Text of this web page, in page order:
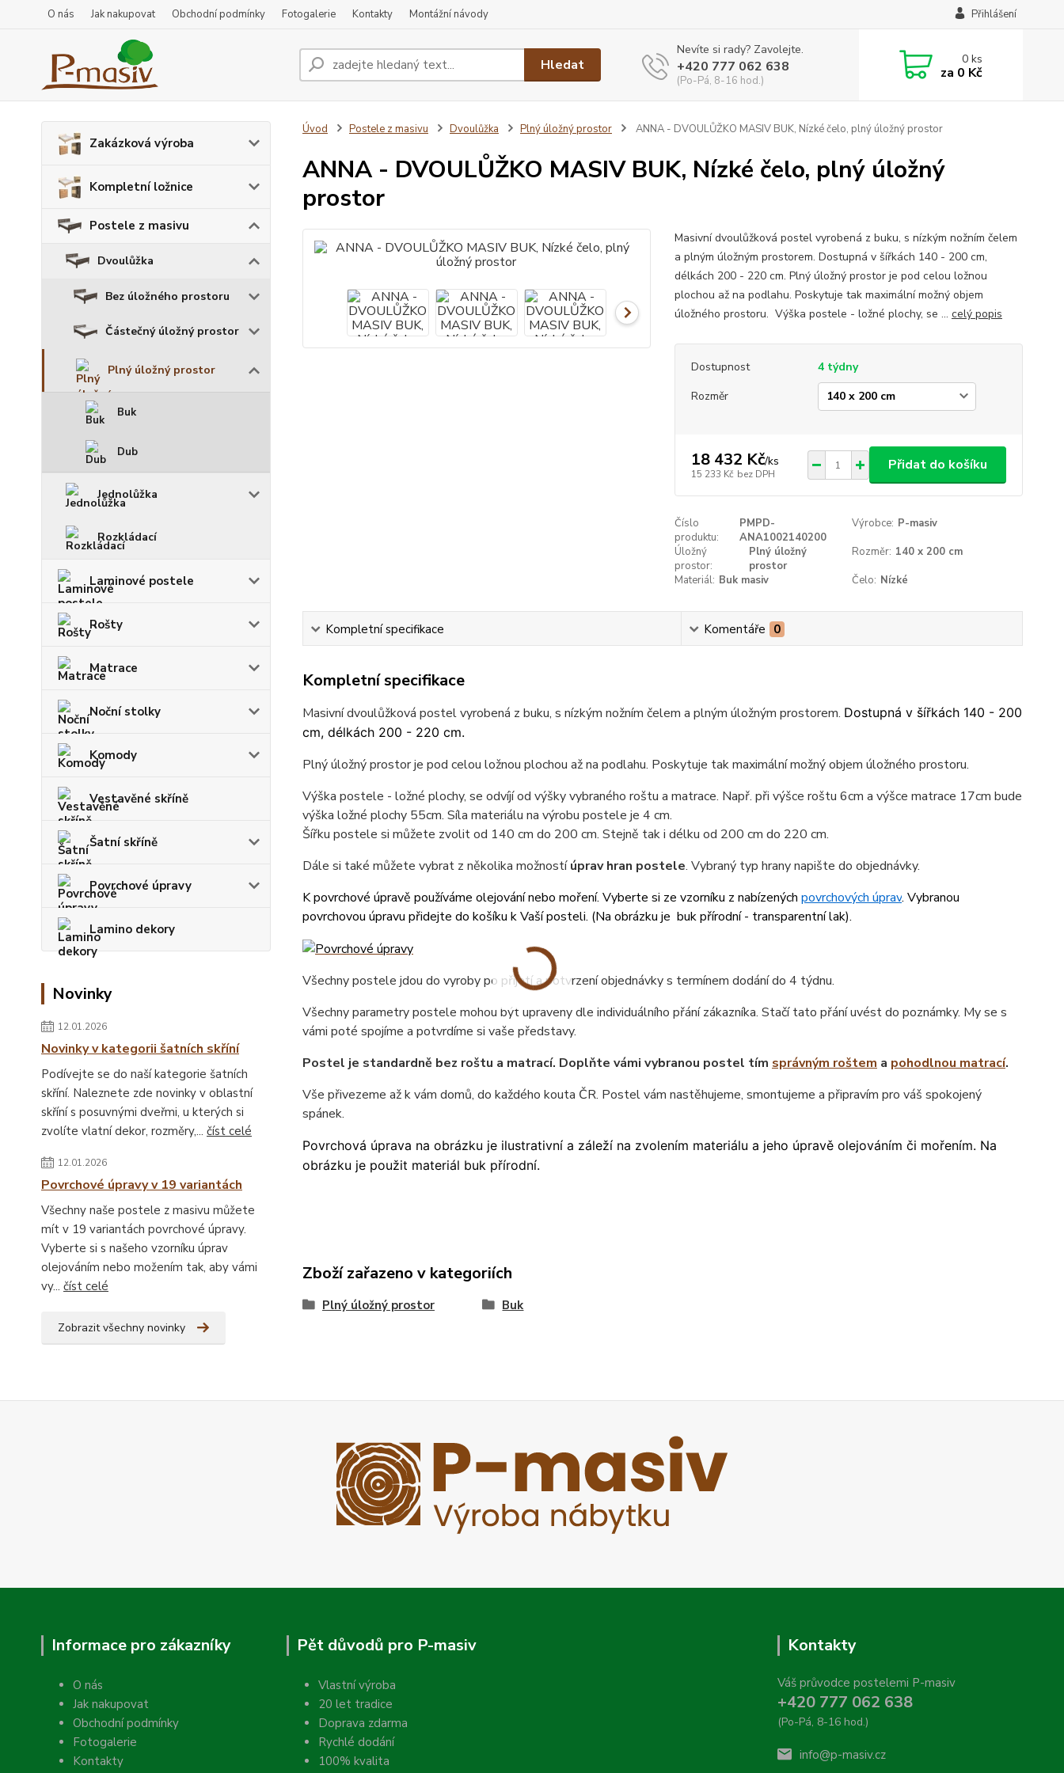
O nás Jak nakupovat Obchodní podmínky Fotogalerie Kontakty Montážní návody Přihlášení
Hledat
Nevíte si rady? Zavolejte.
+420 777 062 638
(Po-Pá, 8-16 hod.)
0ks
za 0 Kč
Zakázková výroba
Kompletní ložnice
Postele z masivu
Dvoulůžka
Bez úložného prostoru
Částečný úložný prostor
Plný úložný prostor
Buk
Dub
Jednolůžka
Rozkládací
Laminové postele
Rošty
Matrace
Noční stolky
Komody
Vestavěné skříně
Šatní skříně
Povrchové úpravy
Lamino dekory
Novinky
12.01.2026
Novinky v kategorii šatních skříní
Podívejte se do naší kategorie šatních
skříní. Naleznete zde novinky v oblastní
skříní s posuvnými dveřmi, u kterých si
zvolíte vlatní dekor, rozměry,... číst celé
12.01.2026
Povrchové úpravy v 19 variantách
Všechny naše postele z masivu můžete
mít v 19 variantách povrchové úpravy.
Vyberte si s našeho vzorníku úprav
olejováním nebo možením tak, aby vámi
vy... číst celé
Zobrazit všechny novinky
Úvod Postele z masivu Dvoulůžka Plný úložný prostor ANNA - DVOULŮŽKO MASIV BUK, Nízké čelo, plný úložný prostor
ANNA - DVOULŮŽKO MASIV BUK, Nízké čelo, plný úložný
prostor
Masivní dvoulůžková postel vyrobená z buku, s nízkým nožním čelem
a plným úložným prostorem. Dostupná v šířkách 140 - 200 cm,
délkách 200 - 220 cm. Plný úložný prostor je pod celou ložnou
plochou až na podlahu. Poskytuje tak maximální možný objem
úložného prostoru. Výška postele - ložné plochy, se ... celý popis
Dostupnost
4 týdny
Rozměr
18 432 Kč/ks
15 233 Kč bez DPH
Přidat do košíku
Číslo
produktu:
PMPD-
ANA1002140200
Výrobce: P-masiv
Úložný
prostor:
Plný úložný
prostor
Rozměr: 140 x 200 cm
Materiál: Buk masiv Čelo: Nízké
Kompletní specifikace Komentáře 0
Kompletní specifikace
Masivní dvoulůžková postel vyrobená z buku, s nízkým nožním čelem a plným úložným prostorem. Dostupná v šířkách 140 - 200
cm, délkách 200 - 220 cm.
Plný úložný prostor je pod celou ložnou plochou až na podlahu. Poskytuje tak maximální možný objem úložného prostoru.
Výška postele - ložné plochy, se odvíjí od výšky vybraného roštu a matrace. Např. při výšce roštu 6cm a výšce matrace 17cm bude
výška ložné plochy 55cm. Síla materiálu na výrobu postele je 4 cm.
Šířku postele si můžete zvolit od 140 cm do 200 cm. Stejně tak i délku od 200 cm do 220 cm.
Dále si také můžete vybrat z několika možnostíúprav hran postele. Vybraný typ hrany napište do objednávky.
K povrchové úpravě používáme olejování nebo moření. Vyberte si ze vzorníku z nabízených povrchových úprav. Vybranou
povrchovou úpravu přidejte do košíku k Vaší posteli. (Na obrázku je buk přírodní - transparentní lak).
Všechny postele jdou do vyroby po přijetí a potvrzení objednávky s termínem dodání do 4 týdnu.
Všechny parametry postele mohou být upraveny dle individuálního přání zákazníka. Stačí tato přání uvést do poznámky. My se s
vámi poté spojíme a potvrdíme si vaše představy.
Postel je standardně bez roštu a matrací. Doplňte vámi vybranou postel tím správným roštem a pohodlnou matrací.
Vše přivezeme až k vám domů, do každého kouta ČR. Postel vám nastěhujeme, smontujeme a připravím pro váš spokojený
spánek.
Povrchová úprava na obrázku je ilustrativní a záleží na zvolením materiálu a jeho úpravě olejováním či mořením. Na
obrázku je použit materiál buk přírodní.
Zboží zařazeno v kategoriích
Plný úložný prostor Buk
Informace pro zákazníky
O nás
Jak nakupovat
Obchodní podmínky
Fotogalerie
Kontakty
Pět důvodů pro P-masiv
Vlastní výroba
20 let tradice
Doprava zdarma
Rychlé dodání
100% kvalita
Kontakty
Váš průvodce postelemi P-masiv
+420 777 062 638
(Po-Pá, 8-16 hod.)
info@p-masiv.cz